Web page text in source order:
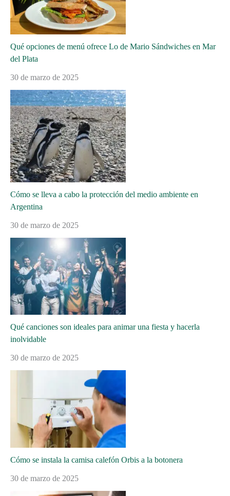
Qué opciones de menú ofrece Lo de Mario Sándwiches en Mar
del Plata
30 de marzo de 2025
Cómo se lleva a cabo la protección del medio ambiente en
Argentina
30 de marzo de 2025
Qué canciones son ideales para animar una fiesta y hacerla
inolvidable
30 de marzo de 2025
Cómo se instala la camisa calefón Orbis a la botonera
30 de marzo de 2025